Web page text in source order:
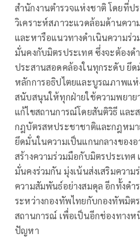
สำนักงานตำรวจแห่งชาติ โดยที่ป
วิเคราะห์สภาวะแวดล้อมด้านคว
และหารือแนวทางดำเนินความร่
มั่นคงกับมิตรประเทศ ซึ่งจะต้องด
ประสานสอดคล้องในทุกระดับ ยึด
หลักการอธิปไตยและบูรณภาพแ
สนับสนุนให้ทุกฝ่ายใช้ความพยาย
แก้ไขสถานการณ์โดยสันติวิธี และ
กฎบัตรสหประชาชาติและกฎหมา
ยึดมั่นในความเป็นแกนกลางของอ
สร้างความร่วมมือกับมิตรประเทศ
มั่นคงร่วมกัน มุ่งเน้นส่งเสริมควา
ความสัมพันธ์อย่างสมดุล อีกทั้งดำ
ระหว่างกองทัพไทยกับกองทัพมิต
สถานการณ์ เพื่อเป็นอีกช่องทางห
ปัญหา